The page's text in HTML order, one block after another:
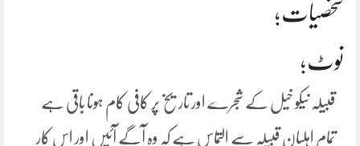
شخصیات؛
نوٹ؛
قبیلہ نیکو خیل کے شجرے اور تاریخ پر کافی کام ہونا باقی ہے
تمام اہلیان قبیلہ سے التماس ہے کہ وہ آگے آئیں اور اس کار